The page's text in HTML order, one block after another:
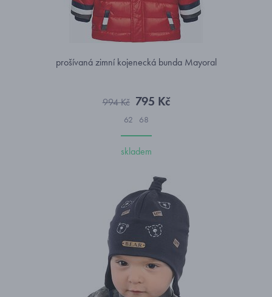
prošívaná zimní kojenecká bunda Mayoral
994 Kč 795 Kč
62 68
skladem